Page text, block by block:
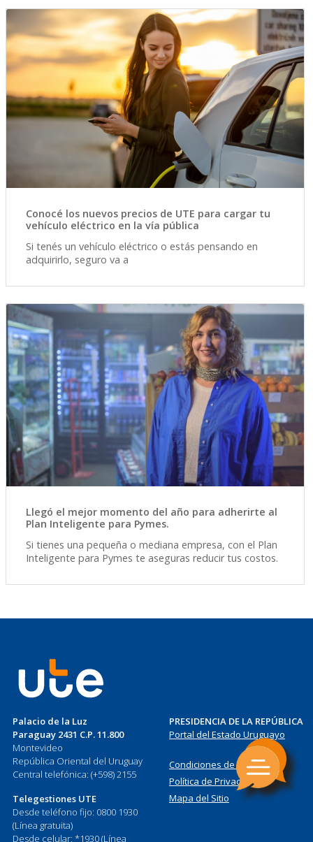
Conocé los nuevos precios de UTE para cargar tu
vehículo eléctrico en la vía pública
Si tenés un vehículo eléctrico o estás pensando en
adquirirlo, seguro va a
Llegó el mejor momento del año para adherirte al
Plan Inteligente para Pymes.
Si tienes una pequeña o mediana empresa, con el Plan
Inteligente para Pymes te aseguras reducir tus costos.
Palacio de la Luz
Paraguay 2431 C.P. 11.800
Montevideo
República Oriental del Uruguay
Central telefónica: (+598) 2155
Telegestiones UTE
Desde teléfono fijo: 0800 1930
(Línea gratuita)
Desde celular: *1930 (Línea
PRESIDENCIA DE LA REPÚBLICA
Portal del Estado Uruguayo
Condiciones de Uso
Política de Privacidad
Mapa del Sitio